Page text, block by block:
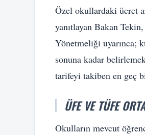
Özel okullardaki ücret
yanıtlayan Bakan
Yönetmeliği uyarınca;
sonuna kadar
tarifeyi takiben en geç
ÜFE VE TÜFE
Okulların mevcut